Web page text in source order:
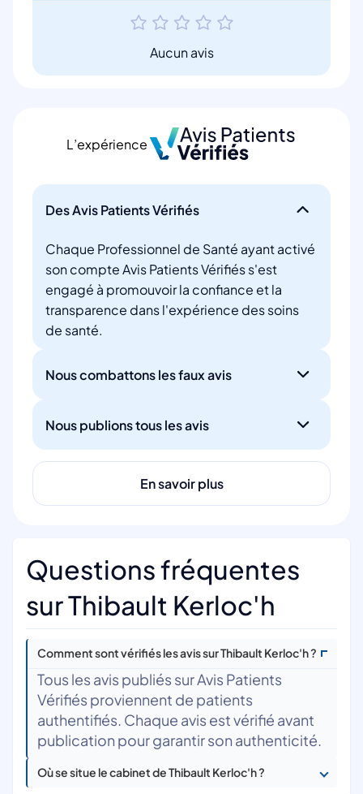
Aucun avis
L’expérience
Des Avis Patients Vérifiés
Chaque Professionnel de Santé ayant activé
son compte Avis Patients Vérifiés s'est
engagé à promouvoir la confiance et la
transparence dans l'expérience des soins
de santé.
Nous combattons les faux avis
Nous publions tous les avis
En savoir plus
Questions fréquentes
sur Thibault Kerloc'h
Comment sont vérifiés les avis sur Thibault Kerloc'h ?
Tous les avis publiés sur Avis Patients
Vérifiés proviennent de patients
authentifiés. Chaque avis est vérifié avant
publication pour garantir son authenticité.
Où se situe le cabinet de Thibault Kerloc'h ?